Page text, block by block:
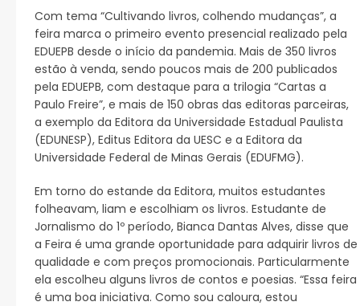
Com tema “Cultivando livros, colhendo mudanças”, a
feira marca o primeiro evento presencial realizado pela
EDUEPB desde o início da pandemia. Mais de 350 livros
estão à venda, sendo poucos mais de 200 publicados
pela EDUEPB, com destaque para a trilogia “Cartas a
Paulo Freire”, e mais de 150 obras das editoras parceiras,
a exemplo da Editora da Universidade Estadual Paulista
(EDUNESP), Editus Editora da UESC e a Editora da
Universidade Federal de Minas Gerais (EDUFMG).
Em torno do estande da Editora, muitos estudantes
folheavam, liam e escolhiam os livros. Estudante de
Jornalismo do 1º período, Bianca Dantas Alves, disse que
a Feira é uma grande oportunidade para adquirir livros de
qualidade e com preços promocionais. Particularmente
ela escolheu alguns livros de contos e poesias. “Essa feira
é uma boa iniciativa. Como sou caloura, estou